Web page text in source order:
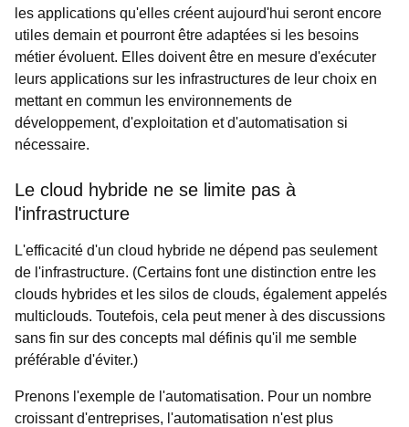
les applications qu'elles créent aujourd'hui seront encore
utiles demain et pourront être adaptées si les besoins
métier évoluent. Elles doivent être en mesure d'exécuter
leurs applications sur les infrastructures de leur choix en
mettant en commun les environnements de
développement, d'exploitation et d'automatisation si
nécessaire.
Le cloud hybride ne se limite pas à
l'infrastructure
L'efficacité d'un cloud hybride ne dépend pas seulement
de l'infrastructure. (Certains font une distinction entre les
clouds hybrides et les silos de clouds, également appelés
multiclouds. Toutefois, cela peut mener à des discussions
sans fin sur des concepts mal définis qu'il me semble
préférable d'éviter.)
Prenons l'exemple de l'automatisation. Pour un nombre
croissant d'entreprises, l'automatisation n'est plus